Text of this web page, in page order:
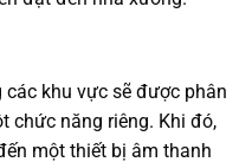
khu vực sẽ được phân
chức năng riêng. Khi đó,
một thiết bị âm thanh